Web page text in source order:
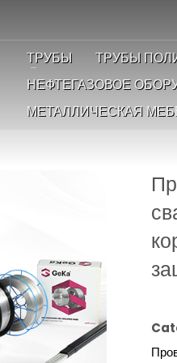
ТРУБЫ
ТРУБЫ
НЕФТЕГАЗОВОЕ
МЕТАЛЛИЧЕСКАЯ